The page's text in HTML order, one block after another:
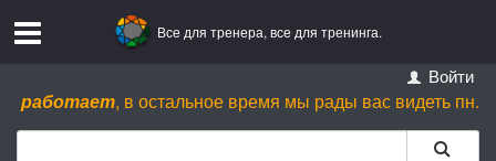
Все для тренера, все для тренинга.
Войти
, в остальное время мы рады вас видеть пн. -